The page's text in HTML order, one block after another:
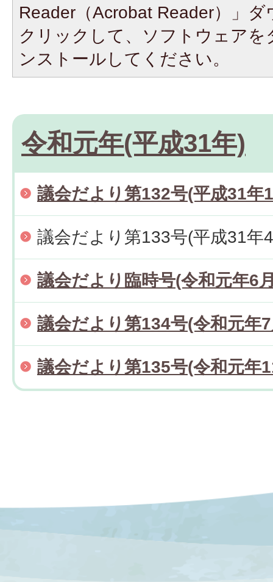
Reader（Acrobat Reader）」
クリックして、ソフトウェア
ンストールしてください。
令和元年(平成31年)
議会だより第132号(平成31年
議会だより第133号(平成31年
議会だより臨時号(令和元年6
議会だより第134号(令和元年
議会だより第135号(令和元年